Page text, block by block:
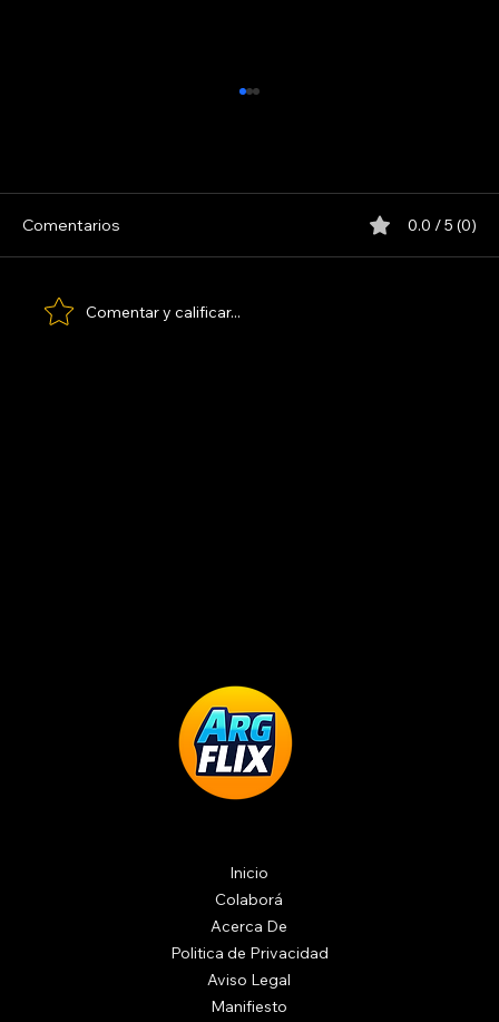
Comentarios 0.0 / 5 (0)
Comentar y calificar...
Inicio
Colaborá
Acerca De
Politica de Privacidad
Aviso Legal
Manifiesto